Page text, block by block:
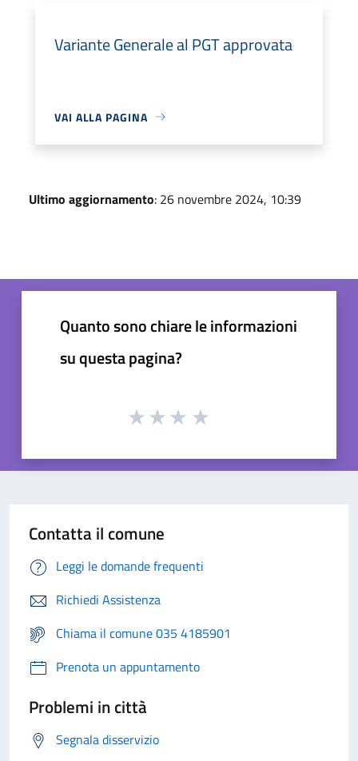
Variante Generale al PGT approvata
VAI ALLA PAGINA
Ultimo aggiornamento: 26 novembre 2024, 10:39
Quanto sono chiare le informazioni
su questa pagina?
Contatta il comune
Leggi le domande frequenti
Richiedi Assistenza
Chiama il comune 035 4185901
Prenota un appuntamento
Problemi in città
Segnala disservizio